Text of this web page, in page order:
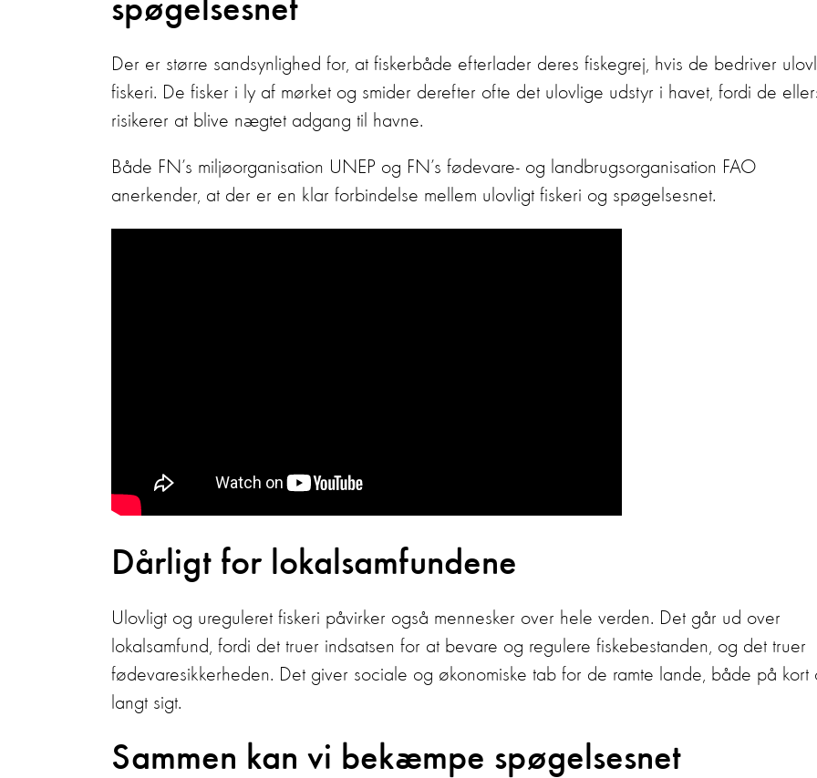
spøgelsesnet
Der er større sandsynlighed for, at fiskerbåde efterlader deres fiskegrej, hvis de bedriver
fiskeri. De fisker i ly af mørket og smider derefter ofte det ulovlige udstyr i havet, fordi de
risikerer at blive nægtet adgang til havne.
Både FN’s miljøorganisation UNEP og FN’s fødevare- og landbrugsorganisation FAO
anerkender, at der er en klar forbindelse mellem ulovligt fiskeri og spøgelsesnet.
Dårligt for lokalsamfundene
Ulovligt og ureguleret fiskeri påvirker også mennesker over hele verden. Det går ud over
lokalsamfund, fordi det truer indsatsen for at bevare og regulere fiskebestanden, og det truer
fødevaresikkerheden. Det giver sociale og økonomiske tab for de ramte lande, både på kort
langt sigt.
Sammen kan vi bekæmpe spøgelsesnet